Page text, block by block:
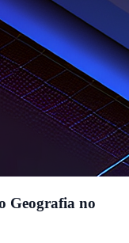
Geografia no